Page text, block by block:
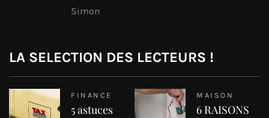
Simon
LA SELECTION DES LECTEURS !
FINANCE
5 astuces
MAISON
6 RAISONS